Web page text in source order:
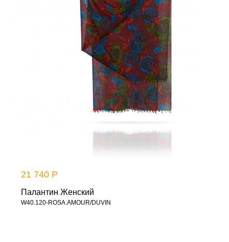
21 740 Р
Палантин Женский
W40.120-ROSA.AMOUR/DUVIN